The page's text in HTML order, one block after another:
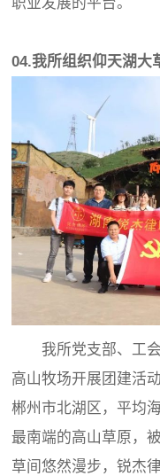
职业发展的平台。
04.我所组织仰天湖大
我所党支部、工会
高山牧场开展团建活
郴州市北湖区，平均
最南端的高山草原，
草间悠然漫步，锐杰